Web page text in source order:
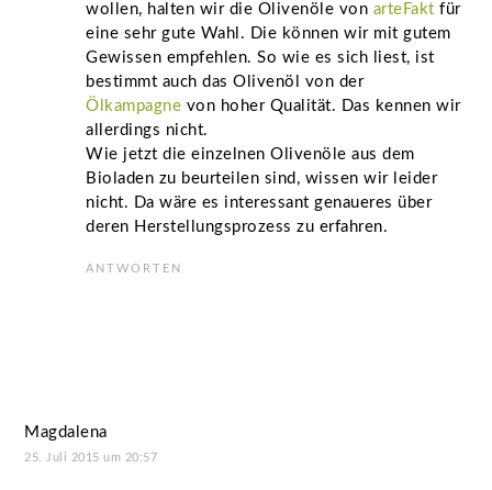
wollen, halten wir die Olivenöle von arteFakt für
eine sehr gute Wahl. Die können wir mit gutem
Gewissen empfehlen. So wie es sich liest, ist
bestimmt auch das Olivenöl von der
Ölkampagne von hoher Qualität. Das kennen wir
allerdings nicht.
Wie jetzt die einzelnen Olivenöle aus dem
Bioladen zu beurteilen sind, wissen wir leider
nicht. Da wäre es interessant genaueres über
deren Herstellungsprozess zu erfahren.
ANTWORTEN
Magdalena
25. Juli 2015 um 20:57